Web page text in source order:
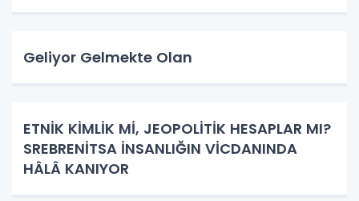
Geliyor Gelmekte Olan
ETNİK KİMLİK Mİ, JEOPOLİTİK HESAPLAR MI?
SREBRENİTSA İNSANLIĞIN VİCDANINDA
HÂLÂ KANIYOR